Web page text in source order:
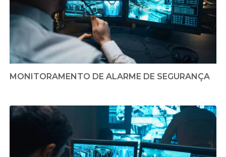
MONITORAMENTO DE ALARME DE SEGURANÇA